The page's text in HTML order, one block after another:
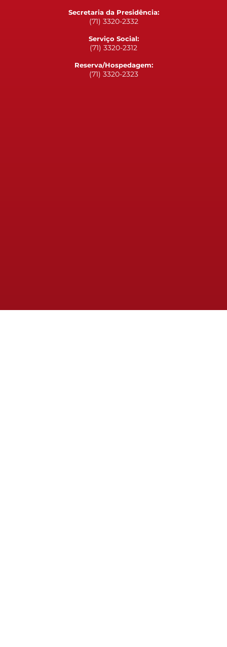
Secretaria da Presidência:
(71) 3320-2332
Serviço Social:
(71) 3320-2312
Reserva/Hospedagem:
(71) 3320-2323